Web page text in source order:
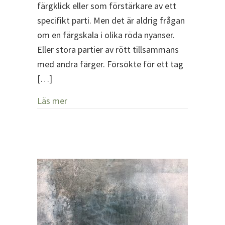
färgklick eller som förstärkare av ett
specifikt parti. Men det är aldrig frågan
om en färgskala i olika röda nyanser.
Eller stora partier av rött tillsammans
med andra färger. Försökte för ett tag
[…]
Läs merabout Rött